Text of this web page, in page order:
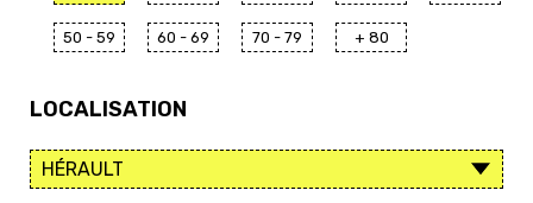
50 - 59 60 - 69 70 - 79 + 80
LOCALISATION